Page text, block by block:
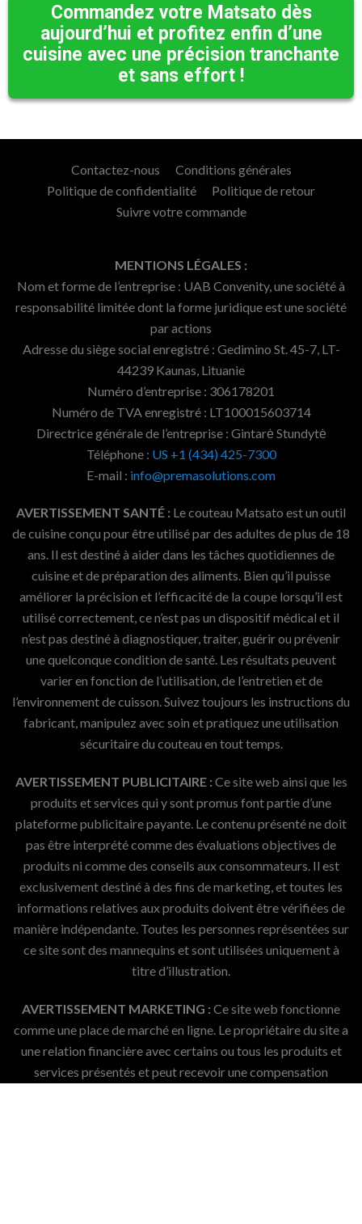
Commandez votre Matsato dès
aujourd’hui et profitez enfin d’une
cuisine avec une précision tranchante
et sans effort !
Contactez-nous
Conditions générales
Politique de confidentialité
Politique de retour
Suivre votre commande
MENTIONS LÉGALES :
Nom et forme de l’entreprise : UAB Convenity, une société à
responsabilité limitée dont la forme juridique est une société
par actions
Adresse du siège social enregistré : Gedimino St. 45-7, LT-
44239 Kaunas, Lituanie
Numéro d’entreprise : 306178201
Numéro de TVA enregistré : LT100015603714
Directrice générale de l’entreprise : Gintarė Stundytė
Téléphone : US +1 (434) 425-7300
E-mail : info@premasolutions.com
AVERTISSEMENT SANTÉ : Le couteau Matsato est un outil
de cuisine conçu pour être utilisé par des adultes de plus de 18
ans. Il est destiné à aider dans les tâches quotidiennes de
cuisine et de préparation des aliments. Bien qu’il puisse
améliorer la précision et l’efficacité de la coupe lorsqu’il est
utilisé correctement, ce n’est pas un dispositif médical et il
n’est pas destiné à diagnostiquer, traiter, guérir ou prévenir
une quelconque condition de santé. Les résultats peuvent
varier en fonction de l’utilisation, de l’entretien et de
l’environnement de cuisson. Suivez toujours les instructions du
fabricant, manipulez avec soin et pratiquez une utilisation
sécuritaire du couteau en tout temps.
AVERTISSEMENT PUBLICITAIRE : Ce site web ainsi que les
produits et services qui y sont promus font partie d’une
plateforme publicitaire payante. Le contenu présenté ne doit
pas être interprété comme des évaluations objectives de
produits ni comme des conseils aux consommateurs. Il est
exclusivement destiné à des fins de marketing, et toutes les
informations relatives aux produits doivent être vérifiées de
manière indépendante. Toutes les personnes représentées sur
ce site sont des mannequins et sont utilisées uniquement à
titre d’illustration.
AVERTISSEMENT MARKETING : Ce site web fonctionne
comme une place de marché en ligne. Le propriétaire du site a
une relation financière avec certains ou tous les produits et
services présentés et peut recevoir une compensation